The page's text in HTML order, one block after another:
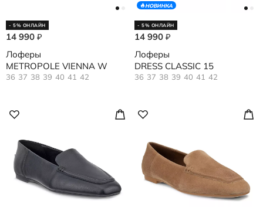
- 5% ОНЛАЙН
14 990 ₽
Лоферы
METROPOLE VIENNA W
36 37 38 39 40 41 42
НОВИНКА
- 5% ОНЛАЙН
14 990 ₽
Лоферы
DRESS CLASSIC 15
36 37 38 39 40 41 42